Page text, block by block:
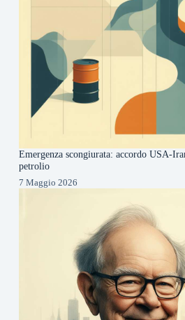
Emergenza scongiurata: accordo USA-
petrolio
7 Maggio 2026